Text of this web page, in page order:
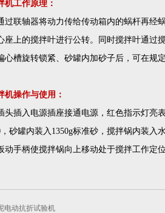
机工作原理：
过联轴器将动力传给传动箱内的蜗杆再经
座上的搅拌叶进行公转。同时搅拌叶通过
心槽旋转锁紧、砂罐内加砂子后，可在规
机操作与使用：
头插入电源插座接通电源，红色指示灯亮
砂罐内装入1350g标准砂，搅拌锅内装入
动手柄使搅拌锅向上移动处于搅拌工作定位
电动抗折试验机